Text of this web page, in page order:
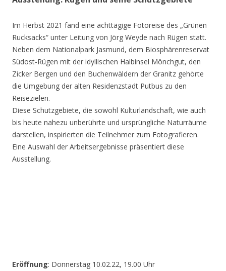
Im Herbst 2021 fand eine achttägige Fotoreise des „Grünen
Rucksacks“ unter Leitung von Jörg Weyde nach Rügen statt.
Neben dem Nationalpark Jasmund, dem Biosphärenreservat
Südost-Rügen mit der idyllischen Halbinsel Mönchgut, den
Zicker Bergen und den Buchenwäldern der Granitz gehörte
die Umgebung der alten Residenzstadt Putbus zu den
Reisezielen.
Diese Schutzgebiete, die sowohl Kulturlandschaft, wie auch
bis heute nahezu unberührte und ursprüngliche Naturräume
darstellen, inspirierten die Teilnehmer zum Fotografieren.
Eine Auswahl der Arbeitsergebnisse präsentiert diese
Ausstellung.
Eröffnung: Donnerstag 10.02.22, 19.00 Uhr